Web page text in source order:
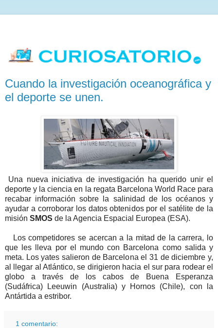
Cuando la investigación oceanográfica y
el deporte se unen.
Una nueva iniciativa de investigación ha querido unir el
deporte y la ciencia en la regata Barcelona World Race para
recabar información sobre la salinidad de los océanos y
ayudar a corroborar los datos obtenidos por el satélite de la
misión SMOS de la Agencia Espacial Europea (ESA).
Los competidores se acercan a la mitad de la carrera, lo
que les lleva por el mundo con Barcelona como salida y
meta. Los yates salieron de Barcelona el 31 de diciembre y,
al llegar al Atlántico, se dirigieron hacia el sur para rodear el
globo a través de los cabos de Buena Esperanza
(Sudáfrica) Leeuwin (Australia) y Hornos (Chile), con la
Antártida a estribor.
1 comentario: